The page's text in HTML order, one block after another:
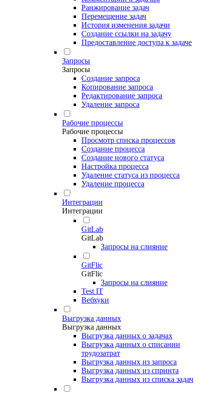
Ранжирование задач
Перемещение задач
История изменения задачи
Создание ссылки на задачу
Предоставление доступа к задаче
Запросы
Запросы
Создание запроса
Копирование запроса
Редактирование запроса
Удаление запроса
Рабочие процессы
Рабочие процессы
Просмотр списка процессов
Создание процесса
Создание нового статуса
Настройка процесса
Удаление статуса из процесса
Удаление процесса
Интеграции
Интеграции
GitLab
GitLab
Запросы на слияние
GitFlic
GitFlic
Запросы на слияние
Test IT
Вебхуки
Выгрузка данных
Выгрузка данных
Выгрузка данных о задачах
Выгрузка данных о списании
трудозатрат
Выгрузка данных из запроса
Выгрузка данных из спринта
Выгрузка данных из списка задач